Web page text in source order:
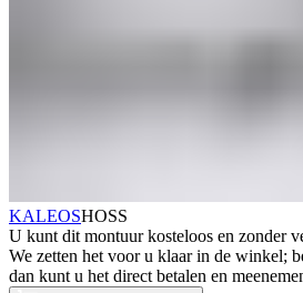
KALEOSHOSS
U kunt dit montuur kosteloos en zonder
We zetten het voor u klaar in de winkel;
dan kunt u het direct betalen en